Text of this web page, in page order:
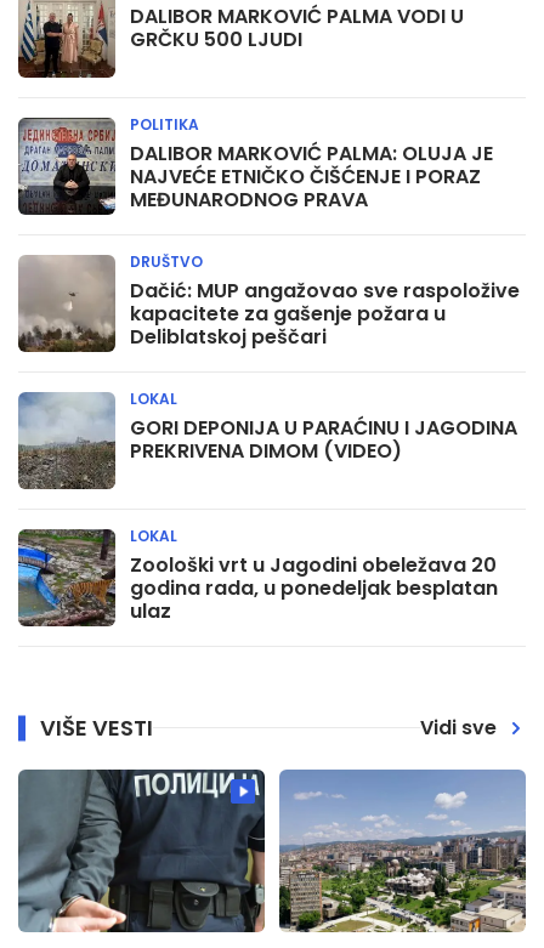
DALIBOR MARKOVIĆ PALMA VODI U
GRČKU 500 LJUDI
DALIBOR MARKOVIĆ PALMA: OLUJA JE
NAJVEĆE ETNIČKO ČIŠĆENJE I PORAZ
MEĐUNARODNOG PRAVA
POLITIKA
Dačić: MUP angažovao sve raspoložive
kapacitete za gašenje požara u
Deliblatskoj peščari
DRUŠTVO
GORI DEPONIJA U PARAĆINU I JAGODINA
PREKRIVENA DIMOM (VIDEO)
LOKAL
Zoološki vrt u Jagodini obeležava 20
godina rada, u ponedeljak besplatan
ulaz
LOKAL
VIŠE VESTI Vidi sve